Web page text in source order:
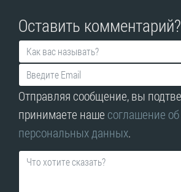
Оставить комментарий?
Отправляя сообщение, вы
принимаете наше соглашение
персональных данных.